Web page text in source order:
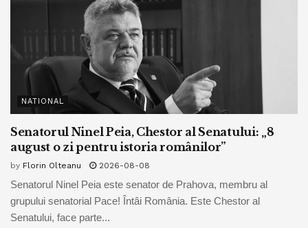
NATIONAL
Senatorul Ninel Peia, Chestor al Senatului: „8
august o zi pentru istoria românilor”
by Florin Olteanu 2026-08-08
Senatorul Ninel Peia este senator de Prahova, membru al
grupului senatorial Pace! Întâi România. Este Chestor al
Senatului, face parte...